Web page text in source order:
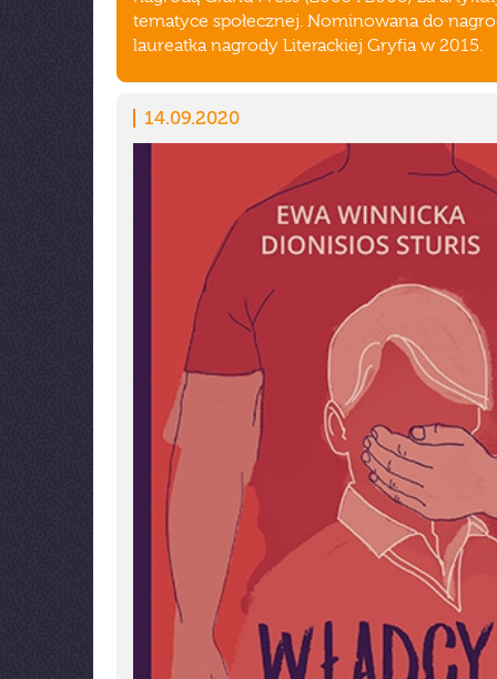
tematyce społecznej. Nominowana do
laureatka nagrody Literackiej Gryfia w 2015.
14.09.2020